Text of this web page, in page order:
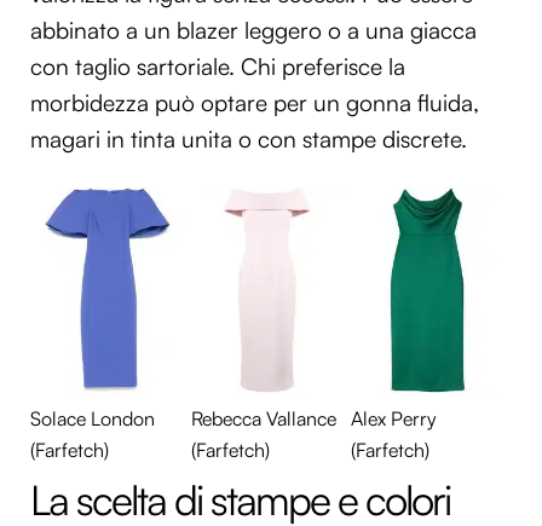
abbinato a un blazer leggero o a una giacca
con taglio sartoriale. Chi preferisce la
morbidezza può optare per un gonna fluida,
magari in tinta unita o con stampe discrete.
Solace London
(Farfetch)
Rebecca Vallance
(Farfetch)
Alex Perry
(Farfetch)
La scelta di stampe e colori